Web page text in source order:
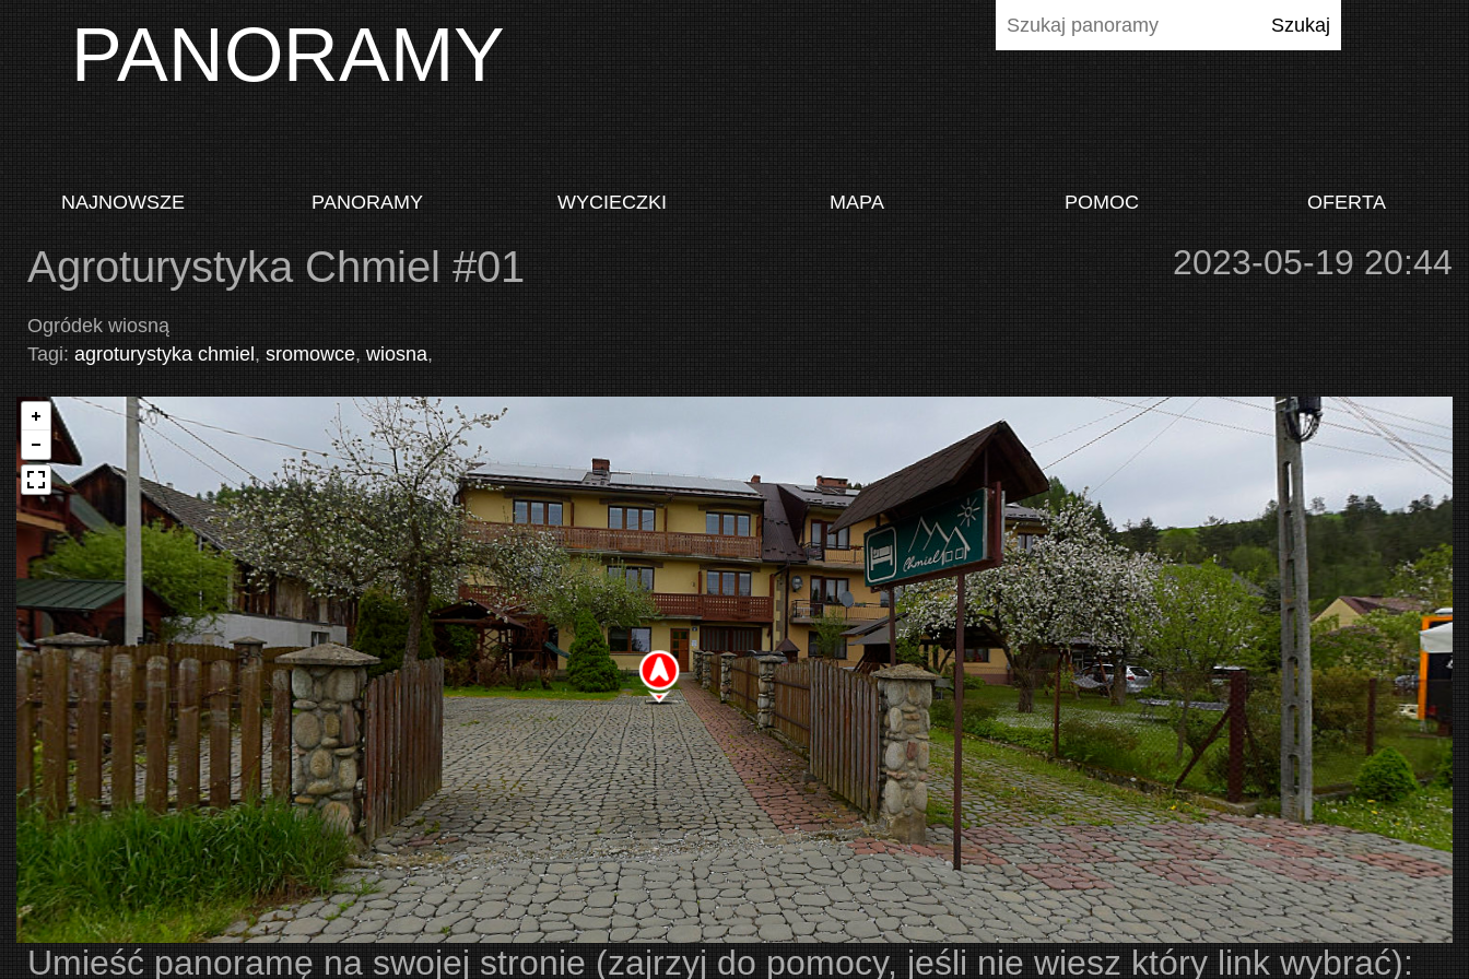
PANORAMY
NAJNOWSZE PANORAMY WYCIECZKI MAPA POMOC OFERTA
Agroturystyka Chmiel #01 2023-05-19 20:44
Ogródek wiosną
Tagi: agroturystyka chmiel , sromowce, wiosna,
Umieść panoramę na swojej stronie (zajrzyj do pomocy, jeśli nie wiesz który link wybrać):